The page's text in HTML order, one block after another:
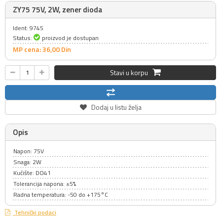
ZY75 75V, 2W, zener dioda
Ident: 9745
Status:
proizvod je dostupan
MP cena: 36,00Din
Stavi u korpu
Dodaj u listu želja
Opis
Napon: 75V
Snaga: 2W
Kućište: DO41
Tolerancija napona: ±5%
Radna temperatura: -50 do +175°C
Tehnički podaci